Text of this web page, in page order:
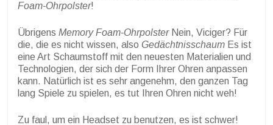
Foam-Ohrpolster!
Übrigens Memory Foam-OhrpolsterNein, Viciger? Für
die, die es nicht wissen, also Gedächtnisschaum Es ist
eine Art Schaumstoff mit den neuesten Materialien und
Technologien, der sich der Form Ihrer Ohren anpassen
kann. Natürlich ist es sehr angenehm, den ganzen Tag
lang Spiele zu spielen, es tut Ihren Ohren nicht weh!
Zu faul, um ein Headset zu benutzen, es ist schwer!